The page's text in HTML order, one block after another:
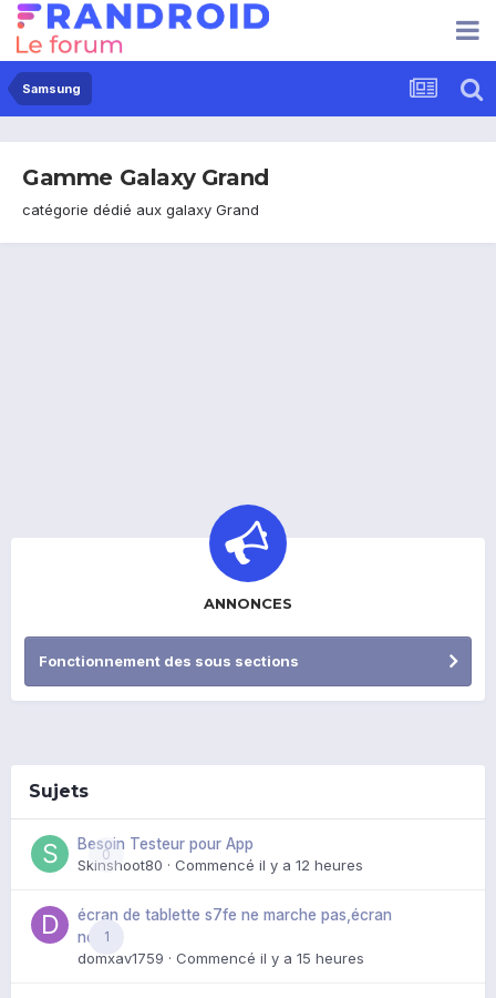
Samsung
Gamme Galaxy Grand
catégorie dédié aux galaxy Grand
ANNONCES
Fonctionnement des sous sections
Sujets
0
Besoin Testeur pour App
Skinshoot80 · Commencé il y a 12 heures
1
écran de tablette s7fe ne marche pas,écran
noir
domxav1759 · Commencé il y a 15 heures